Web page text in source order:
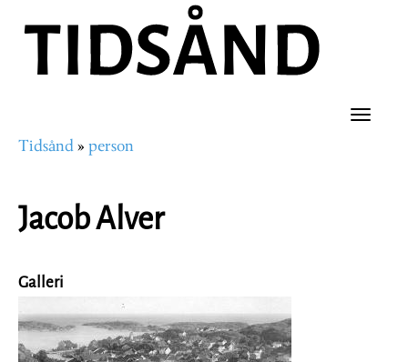
hovedinnhold
Toggle
Navigasjonssti
Tidsånd person
Jacob Alver
Galleri